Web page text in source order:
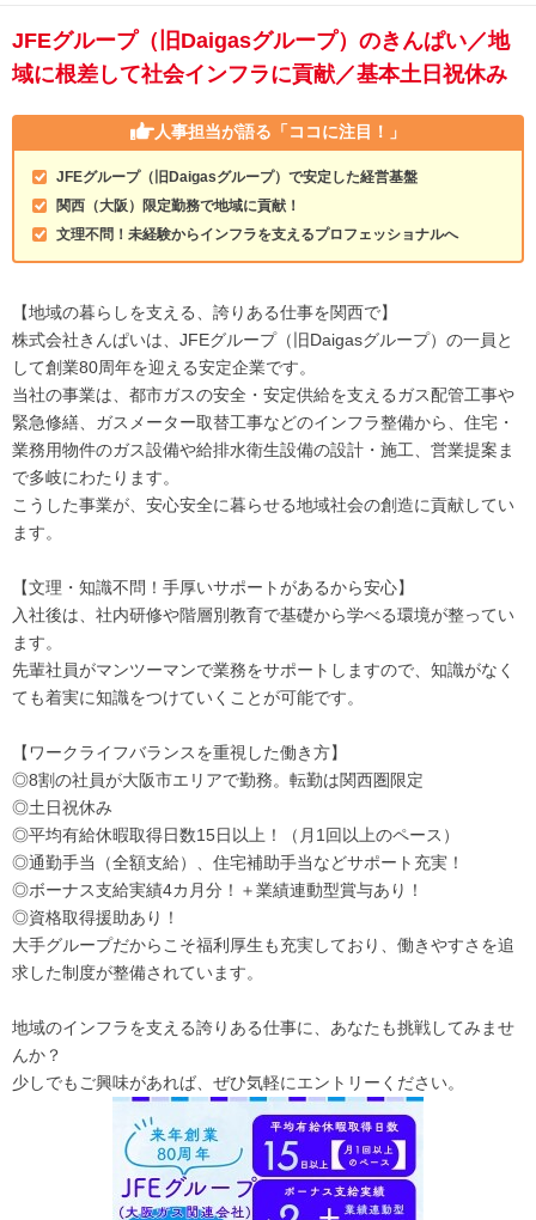
JFEグループ（旧Daigasグループ）のきんぱい／地
域に根差して社会インフラに貢献／基本土日祝休み
人事担当が語る 「ココに注目！」
JFEグループ（旧Daigasグループ）で安定した経営基盤
関西（大阪）限定勤務で地域に貢献！
文理不問！未経験からインフラを支えるプロフェッショナルへ
【地域の暮らしを支える、誇りある仕事を関西で】
株式会社きんぱいは、JFEグループ（旧Daigasグループ）の一員と
して創業80周年を迎える安定企業です。
当社の事業は、都市ガスの安全・安定供給を支えるガス配管工事や
緊急修繕、ガスメーター取替工事などのインフラ整備から、住宅・
業務用物件のガス設備や給排水衛生設備の設計・施工、営業提案ま
で多岐にわたります。
こうした事業が、安心安全に暮らせる地域社会の創造に貢献してい
ます。
【文理・知識不問！手厚いサポートがあるから安心】
入社後は、社内研修や階層別教育で基礎から学べる環境が整ってい
ます。
先輩社員がマンツーマンで業務をサポートしますので、知識がなく
ても着実に知識をつけていくことが可能です。
【ワークライフバランスを重視した働き方】
◎8割の社員が大阪市エリアで勤務。転勤は関西圏限定
◎土日祝休み
◎平均有給休暇取得日数15日以上！（月1回以上のペース）
◎通勤手当（全額支給）、住宅補助手当などサポート充実！
◎ボーナス支給実績4カ月分！＋業績連動型賞与あり！
◎資格取得援助あり！
大手グループだからこそ福利厚生も充実しており、働きやすさを追
求した制度が整備されています。
地域のインフラを支える誇りある仕事に、あなたも挑戦してみませ
んか？
少しでもご興味があれば、ぜひ気軽にエントリーください。